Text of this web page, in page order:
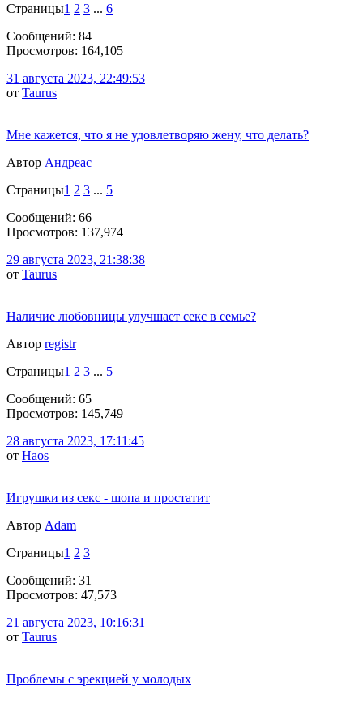
Страницы1 2 3 ... 6
Сообщений: 84
Просмотров: 164,105
31 августа 2023, 22:49:53
от Taurus
Мне кажется, что я не удовлетворяю жену, что делать?
Автор Андреас
Страницы1 2 3 ... 5
Сообщений: 66
Просмотров: 137,974
29 августа 2023, 21:38:38
от Taurus
Наличие любовницы улучшает секс в семье?
Автор registr
Страницы1 2 3 ... 5
Сообщений: 65
Просмотров: 145,749
28 августа 2023, 17:11:45
от Haos
Игрушки из секс - шопа и простатит
Автор Adam
Страницы1 2 3
Сообщений: 31
Просмотров: 47,573
21 августа 2023, 10:16:31
от Taurus
Проблемы с эрекцией у молодых